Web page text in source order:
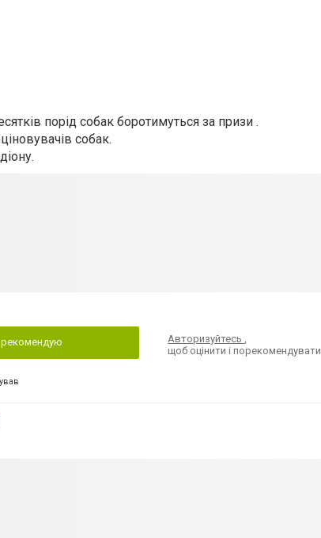
порід собак боротимуться за призи .
собак.
Авторизуйтесь,
щоб оцінити і порекомендувати